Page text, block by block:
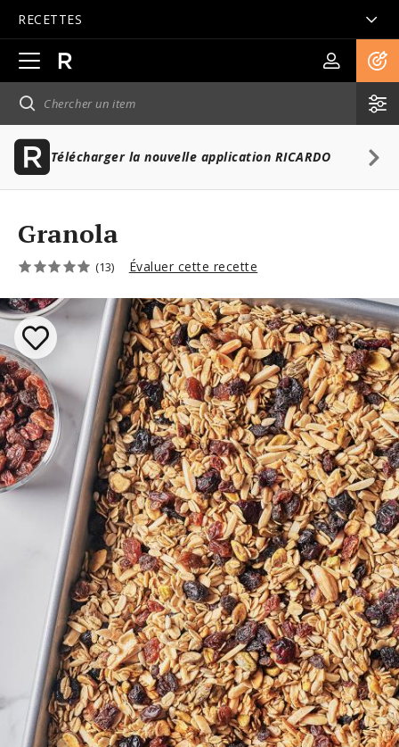
RECETTES
Ouvrir
la
navigation
principale
Télécharger la nouvelle application RICARDO
Granola
(13) Évaluer cette recette